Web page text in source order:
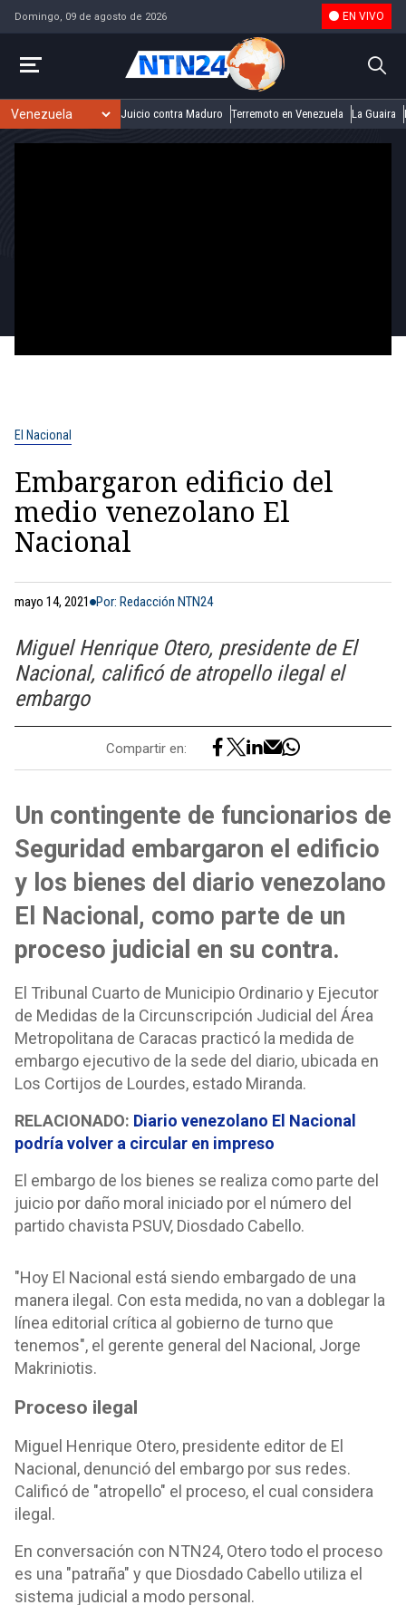
Domingo, 09 de agosto de 2026 EN VIVO
Juicio contra Maduro Terremoto en Venezuela La Guaira
El Nacional
Embargaron edificio del
medio venezolano El
Nacional
mayo 14, 2021 Por: Redacción NTN24
Miguel Henrique Otero, presidente de El
Nacional, calificó de atropello ilegal el
embargo
Compartir en:
Un contingente de funcionarios de
Seguridad embargaron el edificio
y los bienes del diario venezolano
El Nacional, como parte de un
proceso judicial en su contra.
El Tribunal Cuarto de Municipio Ordinario y Ejecutor
de Medidas de la Circunscripción Judicial del Área
Metropolitana de Caracas practicó la medida de
embargo ejecutivo de la sede del diario, ubicada en
Los Cortijos de Lourdes, estado Miranda.
RELACIONADO: Diario venezolano El Nacional
podría volver a circular en impreso
El embargo de los bienes se realiza como parte del
juicio por daño moral iniciado por el número del
partido chavista PSUV, Diosdado Cabello.
"Hoy El Nacional está siendo embargado de una
manera ilegal. Con esta medida, no van a doblegar la
línea editorial crítica al gobierno de turno que
tenemos", el gerente general del Nacional, Jorge
Makriniotis.
Proceso ilegal
Miguel Henrique Otero, presidente editor de El
Nacional, denunció del embargo por sus redes.
Calificó de "atropello" el proceso, el cual considera
ilegal.
En conversación con NTN24, Otero todo el proceso
es una "patraña" y que Diosdado Cabello utiliza el
sistema judicial a modo personal.